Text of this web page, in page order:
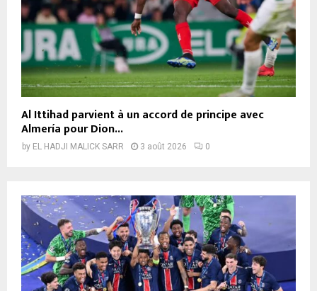
Al Ittihad parvient à un accord de principe avec
Almería pour Dion...
by EL HADJI MALICK SARR 3 août 2026 0